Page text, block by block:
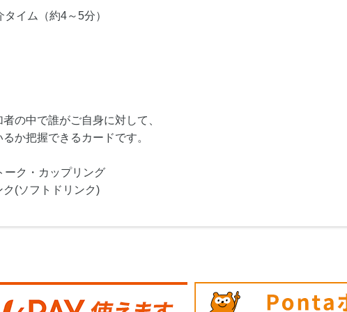
イム（約4～5分）
の中で誰がご自身に対して、
か把握できるカードです。
ーク・カップリング
(ソフトドリンク)